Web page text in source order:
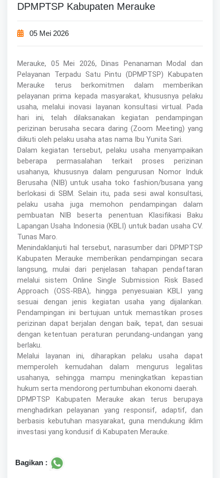
DPMPTSP Kabupaten Merauke
05 Mei 2026
Merauke, 05 Mei 2026, Dinas Penanaman Modal dan
Pelayanan Terpadu Satu Pintu (DPMPTSP) Kabupaten
Merauke terus berkomitmen dalam memberikan
pelayanan prima kepada masyarakat, khususnya pelaku
usaha, melalui inovasi layanan konsultasi virtual. Pada
hari ini, telah dilaksanakan kegiatan pendampingan
perizinan berusaha secara daring (Zoom Meeting) yang
diikuti oleh pelaku usaha atas nama Ibu Yunita Sari.
Dalam kegiatan tersebut, pelaku usaha menyampaikan
beberapa permasalahan terkait proses perizinan
usahanya, khususnya dalam pengurusan Nomor Induk
Berusaha (NIB) untuk usaha toko fashion/busana yang
berlokasi di SBM. Selain itu, pada sesi awal konsultasi,
pelaku usaha juga memohon pendampingan dalam
pembuatan NIB beserta penentuan Klasifikasi Baku
Lapangan Usaha Indonesia (KBLI) untuk badan usaha CV.
Tunas Maro.
Menindaklanjuti hal tersebut, narasumber dari DPMPTSP
Kabupaten Merauke memberikan pendampingan secara
langsung, mulai dari penjelasan tahapan pendaftaran
melalui sistem Online Single Submission Risk Based
Approach (OSS-RBA), hingga penyesuaian KBLI yang
sesuai dengan jenis kegiatan usaha yang dijalankan.
Pendampingan ini bertujuan untuk memastikan proses
perizinan dapat berjalan dengan baik, tepat, dan sesuai
dengan ketentuan peraturan perundang-undangan yang
berlaku.
Melalui layanan ini, diharapkan pelaku usaha dapat
memperoleh kemudahan dalam mengurus legalitas
usahanya, sehingga mampu meningkatkan kepastian
hukum serta mendorong pertumbuhan ekonomi daerah.
DPMPTSP Kabupaten Merauke akan terus berupaya
menghadirkan pelayanan yang responsif, adaptif, dan
berbasis kebutuhan masyarakat, guna mendukung iklim
investasi yang kondusif di Kabupaten Merauke.
Bagikan :